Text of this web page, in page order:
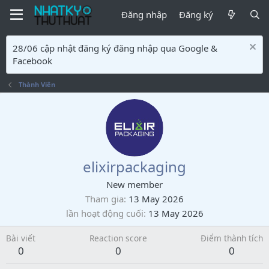
Đăng nhập Đăng ký
28/06 cập nhật đăng ký đăng nhập qua Google &
Facebook
Thành Viên
elixirpackaging
New member
Tham gia 13 May 2026
lần hoạt động cuối 13 May 2026
Bài viết
0
Reaction score
0
Điểm thành tích
0